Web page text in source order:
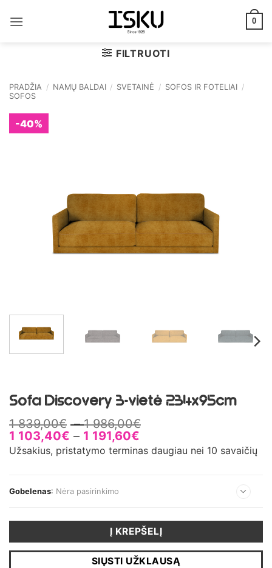
0
FILTRUOTI
PRADŽIA / NAMŲ BALDAI / SVETAINĖ / SOFOS IR FOTELIAI /
SOFOS
-40%
Sofa Discovery 3-vietė 234x95cm
1 839,00€ – 1 986,00€
1
839,00€
1 103,40€ – 1 191,60€
range:
1
Užsakius, pristatymo terminas daugiau nei 10 savaičių
Gobelenas: Nėra pasirinkimo
Į KREPŠELĮ
SIŲSTI UŽKLAUSĄ